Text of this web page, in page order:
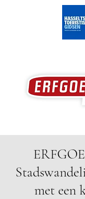
met een